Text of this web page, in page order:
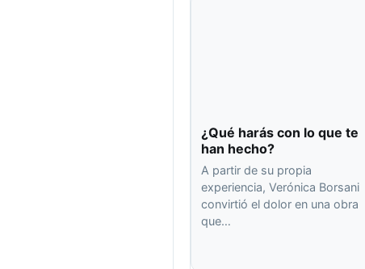
¿Qué harás con lo que te
han hecho?
A partir de su propia
experiencia, Verónica Borsani
convirtió el dolor en una obra
que…